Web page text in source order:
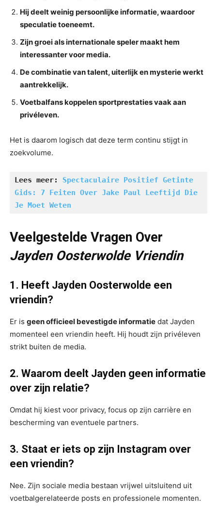
Hij deelt weinig persoonlijke informatie, waardoor
speculatie toeneemt.
Zijn groei als internationale speler maakt hem
interessanter voor media.
De combinatie van talent, uiterlijk en mysterie werkt
aantrekkelijk.
Voetbalfans koppelen sportprestaties vaak aan
privéleven.
Het is daarom logisch dat deze term continu stijgt in
zoekvolume.
Lees meer: Spectaculaire Positief Getinte
Gids: 7 Feiten Over Jake Paul Leeftijd Die
Je Moet Weten
Veelgestelde Vragen Over
Jayden Oosterwolde Vriendin
1. Heeft Jayden Oosterwolde een
vriendin?
Er is geen officieel bevestigde informatie dat Jayden
momenteel een vriendin heeft. Hij houdt zijn privéleven
strikt buiten de media.
2. Waarom deelt Jayden geen informatie
over zijn relatie?
Omdat hij kiest voor privacy, focus op zijn carrière en
bescherming van eventuele partners.
3. Staat er iets op zijn Instagram over
een vriendin?
Nee. Zijn sociale media bestaan vrijwel uitsluitend uit
voetbalgerelateerde posts en professionele momenten.